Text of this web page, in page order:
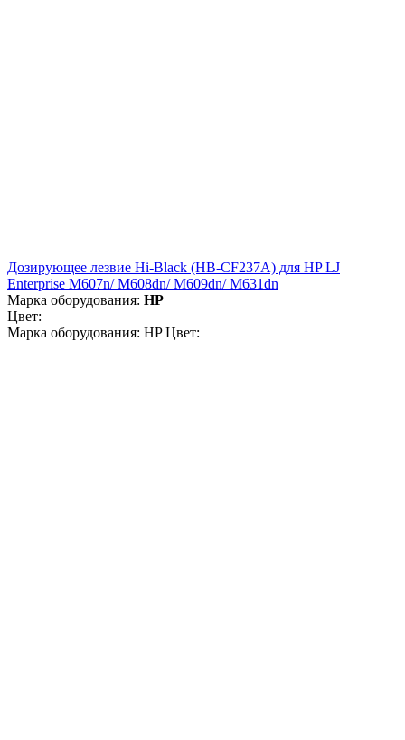
Дозирующее лезвие Hi-Black (HB-CF237A) для HP LJ
Enterprise M607n/ M608dn/ M609dn/ M631dn
Марка оборудования: HP
Цвет:
Марка оборудования: HP Цвет: